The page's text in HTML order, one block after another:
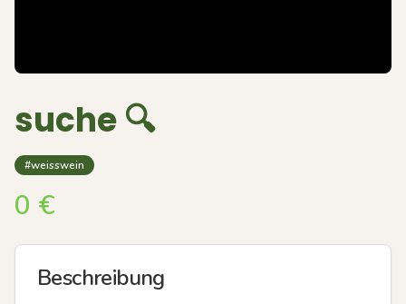
suche 🔍
#weisswein
0 €
Beschreibung